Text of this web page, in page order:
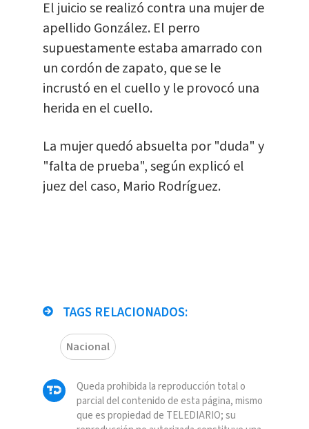
El juicio se realizó contra una mujer de
apellido González. El perro
supuestamente estaba amarrado con
un cordón de zapato, que se le
incrustó en el cuello y le provocó una
herida en el cuello.
La mujer quedó absuelta por "duda" y
"falta de prueba", según explicó el
juez del caso, Mario Rodríguez.
TAGS RELACIONADOS:
Nacional
Queda prohibida la reproducción total o
parcial del contenido de esta página, mismo
que es propiedad de TELEDIARIO; su